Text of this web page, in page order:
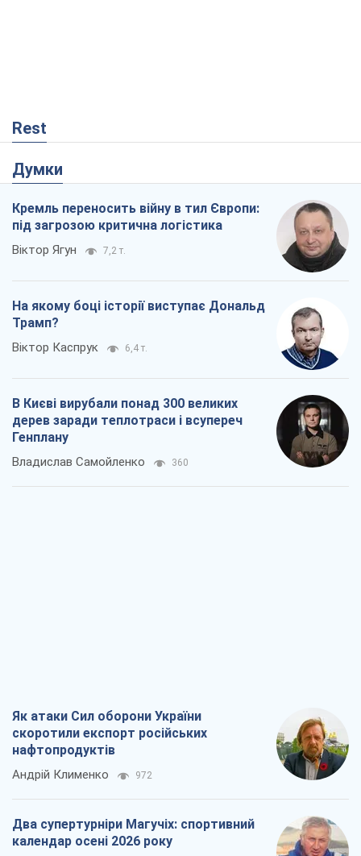
Rest
Думки
Кремль переносить війну в тил Європи:
під загрозою критична логістика
Віктор Ягун 7,2 т.
На якому боці історії виступає Дональд
Трамп?
Віктор Каспрук 6,4 т.
В Києві вирубали понад 300 великих
дерев заради теплотраси і всупереч
Генплану
Владислав Самойленко 360
Як атаки Сил оборони України
скоротили експорт російських
нафтопродуктів
Андрій Клименко 972
Два супертурніри Магучіх: спортивний
календар осені 2026 року